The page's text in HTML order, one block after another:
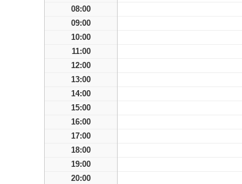
08:00
09:00
10:00
11:00
12:00
13:00
14:00
15:00
16:00
17:00
18:00
19:00
20:00